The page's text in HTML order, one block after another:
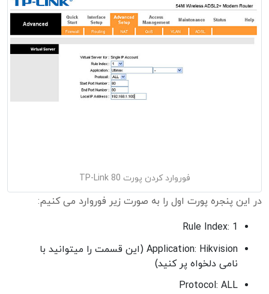
فوروارد کردن پورت 80 TP-Link
در این پنجره پورت اول را به صورت زیر فوروارد می کنیم:
Rule Index: 1
Application: Hikvision (این قسمت را میتوانید با
نامی دلخواه پر کنید)
Protocol: ALL